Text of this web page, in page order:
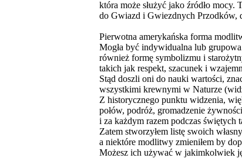
która może służyć jako źródło
do Gwiazd i Gwiezdnych Przodków,
Pierwotna amerykańska forma
Mogła być indywidualna lub
również formę symbolizmu i
takich jak respekt, szacunek i
Stąd doszli oni do nauki wartości,
wszystkimi krewnymi w Naturze
Z historycznego punktu widzenia,
połów, podróż, gromadzenie
i za każdym razem podczas świętych
Zatem stworzyłem listę swoich
a niektóre modlitwy zmieniłem by
Możesz ich używać w jakimkolwiek